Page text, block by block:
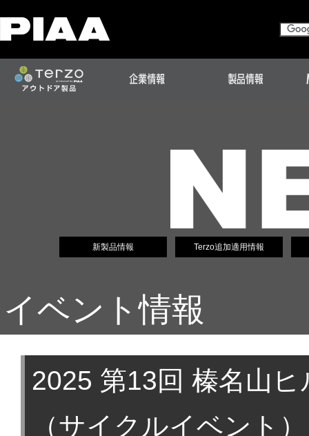
新製品情報 Terzo追加適用情報
イベント情報
2025 第13回 榛名山
（サイクルイベント）